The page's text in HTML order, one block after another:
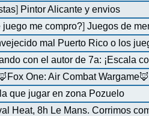
] Pintor Alicante y envios
me compro?]Juegos de
mal Puerto Rico o los
con el autor de 7a: ¡Escala
One: Air Combat Wargame🦊
que jugar en zona Pozuelo
Heat, 8h Le Mans. Corrimos